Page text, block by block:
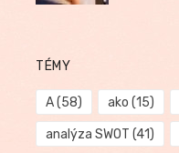
TÉMY
A(58) ako (15)
analýza SWOT (41)